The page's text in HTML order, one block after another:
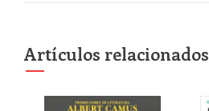
Artículos relacionados